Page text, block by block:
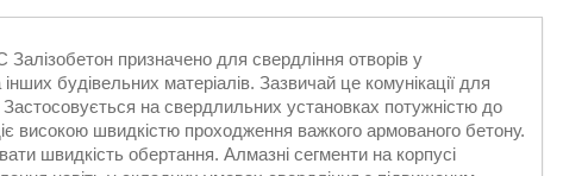
призначено для свердління отворів у
будівельних матеріалів. Зазвичай це комунікації для
Застосовується на свердлильних установках потужністю до
високою швидкістю проходження важкого армованого бетону.
швидкість обертання. Алмазні сегменти на корпусі